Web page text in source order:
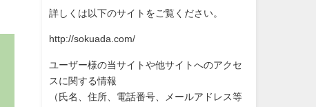
詳しくは以下のサイトをご覧ください。
http://sokuada.com/
ユーザー様の当サイトや他サイトへのアクセ
スに関する情報
（氏名、住所、電話番号、メールアドレス等